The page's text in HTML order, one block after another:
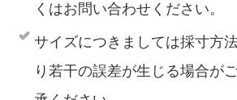
くはお問い合わせください。
サイズにつきましては採寸方
り若干の誤差が生じる場合が